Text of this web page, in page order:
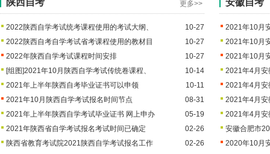
陕西自考 更多>>
2022陕西自学考试统考课程使用的考试大纲、
10-27
2022陕西自考自学考试省考课程使用的教材目
10-27
2022年陕西自学考试课程时间安排
10-27
[组图]2021年10月陕西自学考试传统卷课程、
10-14
2021年上半年陕西自考毕业证书可以申领
10-11
2021年10月陕西自学考试报名时间节点
08-31
2021年上半年陕西自学考试毕业证书 网上申办
05-19
2021年陕西省自学考试报名考试时间已确定
02-26
陕西省教育考试院2021陕西自学考试报名工作
02-26
安徽自考
2021年10月
2021年10月
2021年10月
2021年4月安
2021年4月安
2021年4月安
2021年4月安
安徽合肥市
2020年10月